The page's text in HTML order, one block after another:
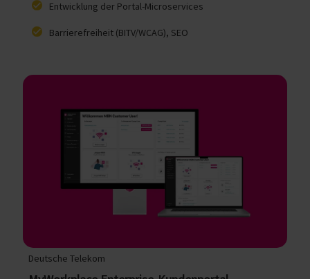
Entwicklung der Portal-Microservices
Barrierefreiheit (BITV/WCAG), SEO
Deutsche Telekom